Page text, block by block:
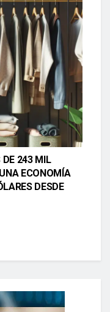
DE 243 MIL
ECONOMÍA
DESDE